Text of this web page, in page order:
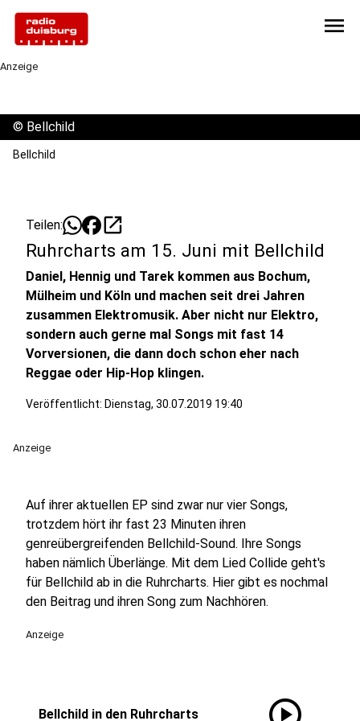
menu
Anzeige
© Bellchild
Bellchild
Teilen: open_in_new
Ruhrcharts am 15. Juni mit Bellchild
Daniel, Hennig und Tarek kommen aus Bochum,
Mülheim und Köln und machen seit drei Jahren
zusammen Elektromusik. Aber nicht nur Elektro,
sondern auch gerne mal Songs mit fast 14
Vorversionen, die dann doch schon eher nach
Reggae oder Hip-Hop klingen.
Veröffentlicht: Dienstag, 30.07.2019 19:40
Anzeige
Auf ihrer aktuellen EP sind zwar nur vier Songs,
trotzdem hört ihr fast 23 Minuten ihren
genreübergreifenden Bellchild-Sound. Ihre Songs
haben nämlich Überlänge. Mit dem Lied Collide geht's
für Bellchild ab in die Ruhrcharts. Hier gibt es nochmal
den Beitrag und ihren Song zum Nachhören.
Anzeige
Bellchild in den Ruhrcharts